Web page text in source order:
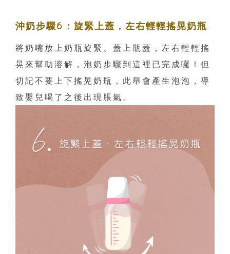
沖奶步驟6：旋緊上蓋，左右輕輕搖晃奶瓶
將奶嘴放上奶瓶旋緊、蓋上瓶蓋，左右輕輕搖
晃來幫助溶解，泡奶步驟到這裡已完成囉！但
切記不要上下搖晃奶瓶，此舉會產生泡泡，導
致嬰兒喝了之後出現脹氣。